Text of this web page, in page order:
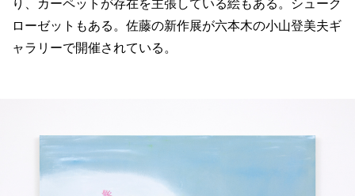
り、カーペットが存在を主張している絵もある。シューク
ローゼットもある。佐藤の新作展が六本木の小山登美夫ギ
ャラリーで開催されている。